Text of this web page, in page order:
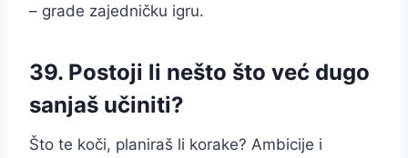
– grade zajedničku igru.
39. Postoji li nešto što već dugo
sanjaš učiniti?
Što te koči, planiraš li korake? Ambicije i